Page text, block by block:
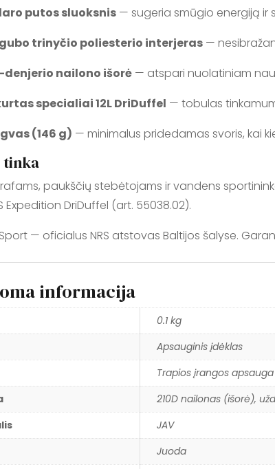
putos sluoksnis — sugeria smūgio energiją ir
trinyčio poliesterio interjeras —
denjerio nailono išorė — atspari nuolatiniam
specialiai 12L DriDuffel — tobulas
(146 g) — minimalus pridedamas svoris, kai
tinka
paukščių stebėtojams ir vandens
Expedition DriDuffel (art. 55038.02).
— oficialus NRS atstovas Baltijos šalyse.
informacija
0.1 kg
Apsauginis įdėklas
Trapios įrangos
210D nailonas (išorė),
JAV
Juoda